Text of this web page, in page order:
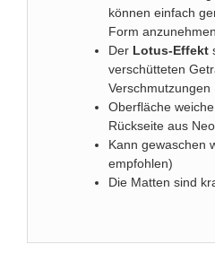
können einfach
Form anzunehmen
Der Lotus-Effekt
verschütteten
Verschmutzungen
Oberfläche
Rückseite aus
Kann gewaschen
empfohlen)
Die Matten sind